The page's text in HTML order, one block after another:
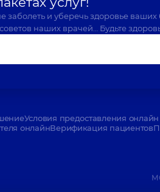
и уберечь здоровье
наших врачей… Будьте
Условия предоставления онлайн
онлайнВерификация пациентов